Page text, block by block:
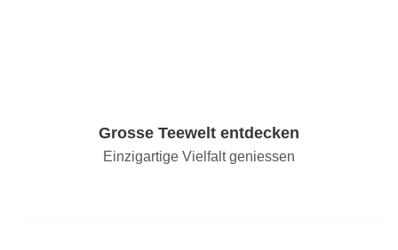
Grosse Teewelt entdecken
Einzigartige Vielfalt geniessen